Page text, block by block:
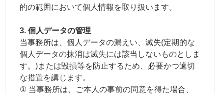
的の範囲において個人情報を取り扱います。
3. 個人データの管理
当事務所は、個人データの漏えい、滅失(定期的な
個人データの抹消は滅失には該当しないものとしま
す。)または毀損等を防止するため、必要かつ適切
な措置を講じます。
① 当事務所は、ご本人の事前の同意を得た場合、